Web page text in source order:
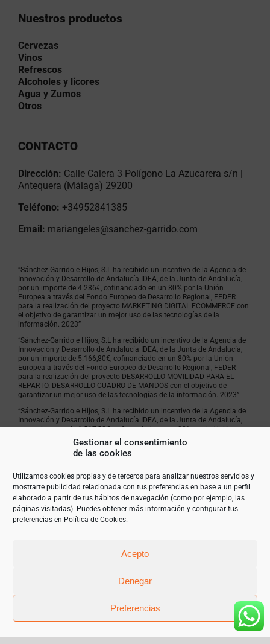
Gestionar el consentimiento
de las cookies
Utilizamos cookies propias y de terceros para analizar nuestros servicios y
mostrarte publicidad relacionada con tus preferencias en base a un perfil
elaborado a partir de tus hábitos de navegación (como por ejemplo, las
páginas visitadas). Puedes obtener más información y configurar tus
preferencias en Política de Cookies.
Acepto
Denegar
Preferencias
Nuestros productos
Cervezas
Vinos
Refrescos
Alcoholes y licores
Agua y Zumos
Otros
CONTACTO
Dirección: Calle Calera 3 Polígono La Azucarera s/n |
Antequera (Málaga) 29200
Teléfono: +34952841385
Email: mariangeles@sanchez-garrido.com
“Sánchez-Garrido e Hijos, S.L ha recibido un incentivo de la Agencia de
Innovación y Desarrollo de Andalucía IDEA, de la Junta de Andalucía,
por un importe de 4.286€, cofinanciado en un 80% por la Unión
Europea a través del Fondo Europeo de Desarrollo Regional, FEDER
para la realización del proyecto MARKETING DIGITAL ECOMMERCE con
el objetivo de garantizar un mejor uso de las tecnologías de la
información. 2023”
“Sánchez-Garrido e Hijos, S.L ha recibido un incentivo de la Agencia de
Innovación y Desarrollo de Andalucía IDEA, de la Junta de Andalucía,
por un importe de 5.166,80€, cofinanciado en un 80% por la Unión
Europea a través del Fondo Europeo de Desarrollo Regional, FEDER
para la realización del proyecto DESARROLLO MOVILIDAD PARA EL
REPARTO. DESARROLLO CUADRO DE MANDOS con el objetivo de
garantizar un mejor uso de las tecnologías de la información. 2023”
“Sánchez-Garrido e Hijos, S.L ha recibido un incentivo de la Agencia de
Innovación y Desarrollo de Andalucía IDEA, de la Junta de Andalucía,
por un importe de 1.517,50€, cofinanciado en un 80% por la Unión
Europea a través del Fondo Europeo de Desarrollo Regional, FEDER
para la realización del proyecto POTENCIACIÓN Y MEJORA
ECOMMERCE. NUEVO SERVIDOR Y OPTIMIZACIÓN ALMACENAJE con el
información. 2023”
|
Contacto|Proveedores|Productos|Política de privacidad|